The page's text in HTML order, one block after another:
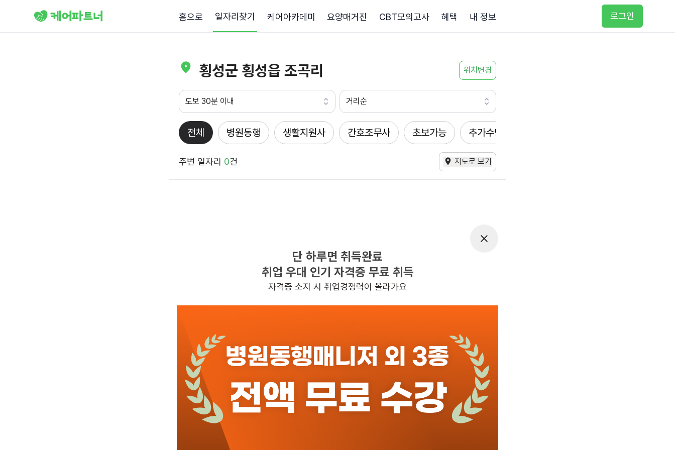
홈으로 일자리찾기 케어아카데미 요양매거진 CBT모의고사 혜택 내 정보 로그인
횡성군 횡성읍 조곡리 위치변경
도보 30분 이내 거리순
전체 병원동행 생활지원사 간호조무사 초보가능 추가수당
주변 일자리 0건 지도로 보기
찾으시는 조건의 일자리가 없습니다
더욱더 노력하는 케어파트너가 되겠습니다.
단 하루면 취득완료
취업 우대 인기 자격증 무료 취득
자격증 소지 시 취업경쟁력이 올라가요